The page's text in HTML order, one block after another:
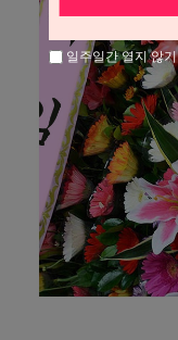
일주일간 열지 않기